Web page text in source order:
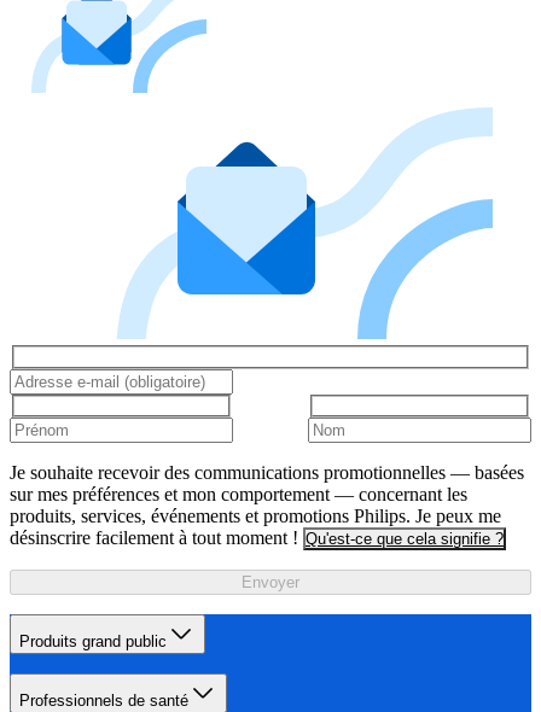
Je souhaite recevoir des communications promotionnelles — basées
sur mes préférences et mon comportement — concernant les
produits, services, événements et promotions Philips. Je peux me
désinscrire facilement à tout moment ! Qu'est-ce que cela signifie ?
Envoyer
Produits grand public
Professionnels de santé